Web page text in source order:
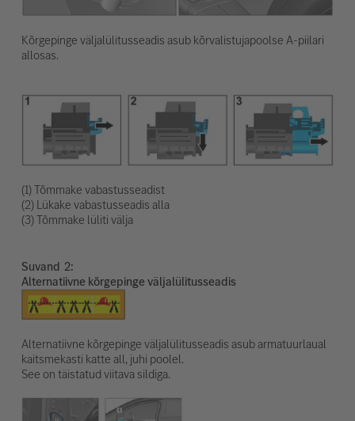
Kõrgepinge väljalülitusseadis asub kõrvalistujapoolse A-piilari
allosas.
(1) Tõmmake vabastusseadist
(2) Lükake vabastusseadis alla
(3) Tõmmake lüliti välja
Suvand
Alternatiivne kõrgepinge väljalülitusseadis
Alternatiivne kõrgepinge väljalülitusseadis asub armatuurlaual
kaitsmekasti katte all, juhi poolel.
See on täistatud viitava sildiga.